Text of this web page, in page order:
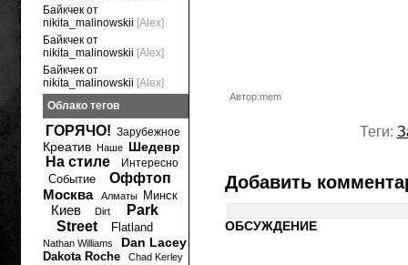
Автор:mem
Теги:
Добавить
ОБСУЖДЕНИЕ
Байкчек от
nikita_malinowskii [Alex]
Байкчек от
nikita_malinowskii [Alex]
Байкчек от
nikita_malinowskii [Alex]
Облако тегов
ГОРЯЧО! Зарубежное
Креатив Наше Шедевр
На стиле Интересно
Событие
Оффтоп
Москва
Алматы Минск
Киев Dirt
Park
Street
Flatland
Nathan Williams Dan Lacey
Dakota Roche Chad Kerley